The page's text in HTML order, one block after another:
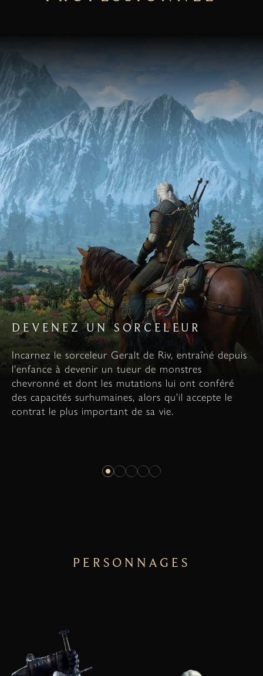
DEVENEZ UN SORCELEUR
Incarnez le sorceleur Geralt de Riv, entraîné depuis
l'enfance à devenir un tueur de monstres
chevronné et dont les mutations lui ont conféré
des capacités surhumaines, alors qu'il accepte le
contrat le plus important de sa vie.
PERSONNAGES